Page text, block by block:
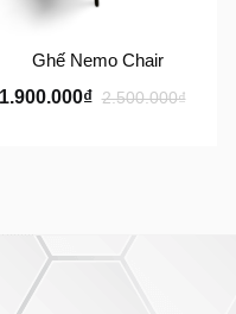
Ghế Nemo Chair
1.900.000₫2.500.000₫